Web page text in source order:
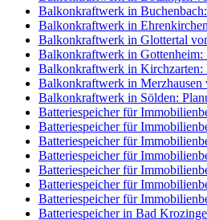
Balkonkraftwerk in
Balkonkraftwerk in
Balkonkraftwerk in Glottertal
Balkonkraftwerk in Gottenheim:
Balkonkraftwerk in Kirchzarten:
Balkonkraftwerk in Merzhausen
Balkonkraftwerk in Sölden:
Batteriespeicher für
Batteriespeicher für
Batteriespeicher für
Batteriespeicher für
Batteriespeicher für
Batteriespeicher für
Batteriespeicher für
Batteriespeicher in Bad